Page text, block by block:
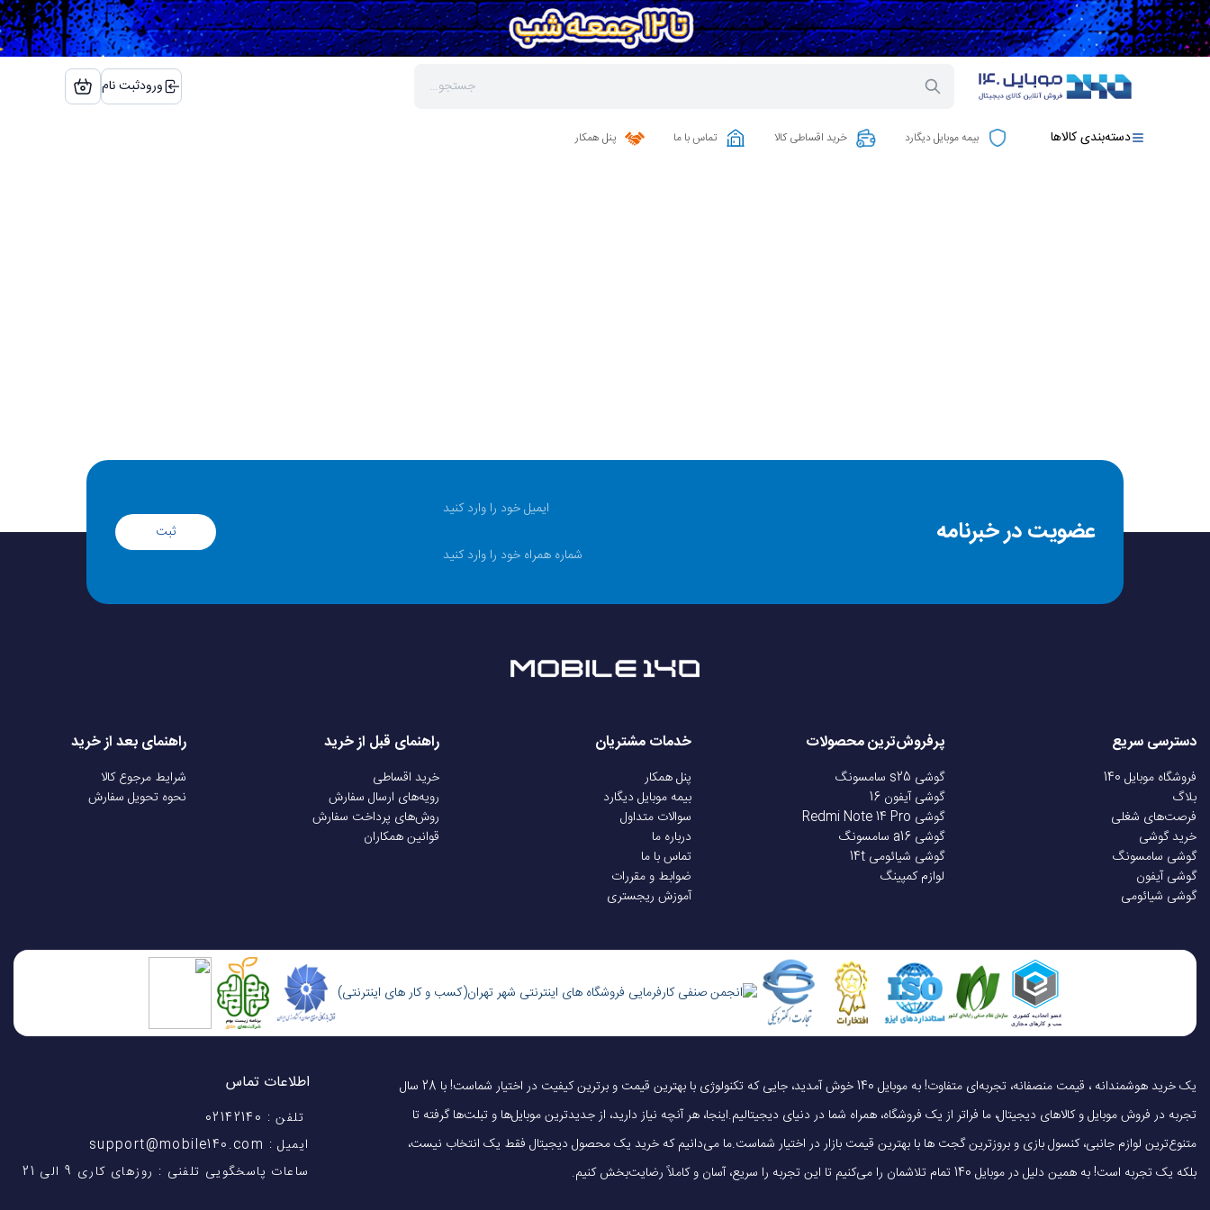
ورودثبت نام
دسته‌بندی کالاها بیمه موبایل دیگارد خرید اقساطی کالا تماس با ما پنل همکار
عضویت در خبرنامه ثبت
دسترسی سریع
فروشگاه موبایل 140
بلاگ
فرصت‌های شغلی
خرید گوشی
گوشی سامسونگ
گوشی آیفون
گوشی شیائومی
پرفروش‌ترین محصولات
گوشی s25 سامسونگ
گوشی آیفون 16
گوشی Redmi Note 14 Pro
گوشی a16 سامسونگ
گوشی شیائومی 14t
لوازم کمپینگ
خدمات مشتریان
پنل همکار
بیمه موبایل دیگارد
سوالات متداول
درباره ما
تماس با ما
ضوابط و مقررات
آموزش ریجستری
راهنمای قبل از خرید
خرید اقساطی
رویه‌های ارسال سفارش
روش‌های پرداخت سفارش
قوانین همکاران
راهنمای بعد از خرید
شرایط مرجوع کالا
نحوه تحویل سفارش
یک خرید هوشمندانه ، قیمت منصفانه، تجربه‌ای متفاوت! به موبایل 140 خوش آمدید، جایی که تکنولوژی با بهترین قیمت و برترین کیفیت در اختیار شماست! با 28 سال
تجربه در فروش موبایل و کالاهای دیجیتال، ما فراتر از یک فروشگاه، همراه شما در دنیای دیجیتالیم.اینجا، هر آنچه نیاز دارید، از جدیدترین موبایل‌ها و تبلت‌ها گرفته تا
متنوع‌ترین لوازم جانبی، کنسول بازی و بروزترین گجت ها با بهترین قیمت بازار در اختیار شماست.ما می‌دانیم که خرید یک محصول دیجیتال فقط یک انتخاب نیست،
بلکه یک تجربه است! به همین دلیل در موبایل 140 تمام تلاشمان را می‌کنیم تا این تجربه را سریع، آسان و کاملاً رضایت‌بخش کنیم.
اطلاعات تماس
تلفن : 02142140
ایمیل : support@mobile140.com
ساعات پاسخگویی تلفنی : روزهای کاری 9 الی 21